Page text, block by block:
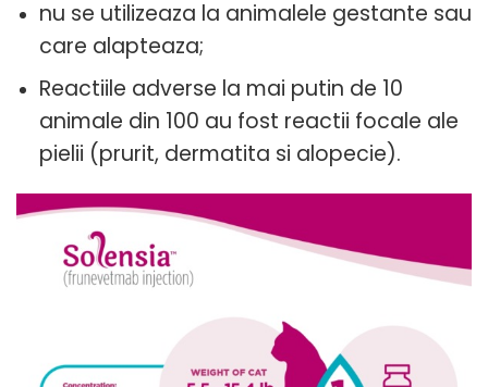
nu se utilizeaza la animalele gestante sau
care alapteaza;
Reactiile adverse la mai putin de 10
animale din 100 au fost reactii focale ale
pielii (prurit, dermatita si alopecie).